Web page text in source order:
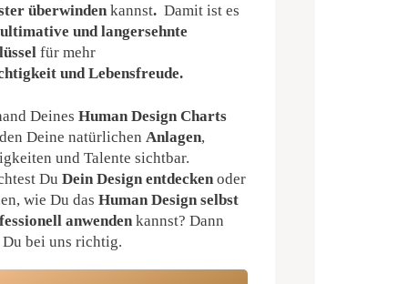
überwindenkannst.Damit ist es
ultimative und langersehnte
für mehr
undLebensfreude.
Deines Human Design Charts
Deine natürlichen Anlagen,
und Talente sichtbar.
DuDein Design entdecken oder
wie Du dasHuman Design selbst
anwenden kannst? Dann
bei uns richtig.